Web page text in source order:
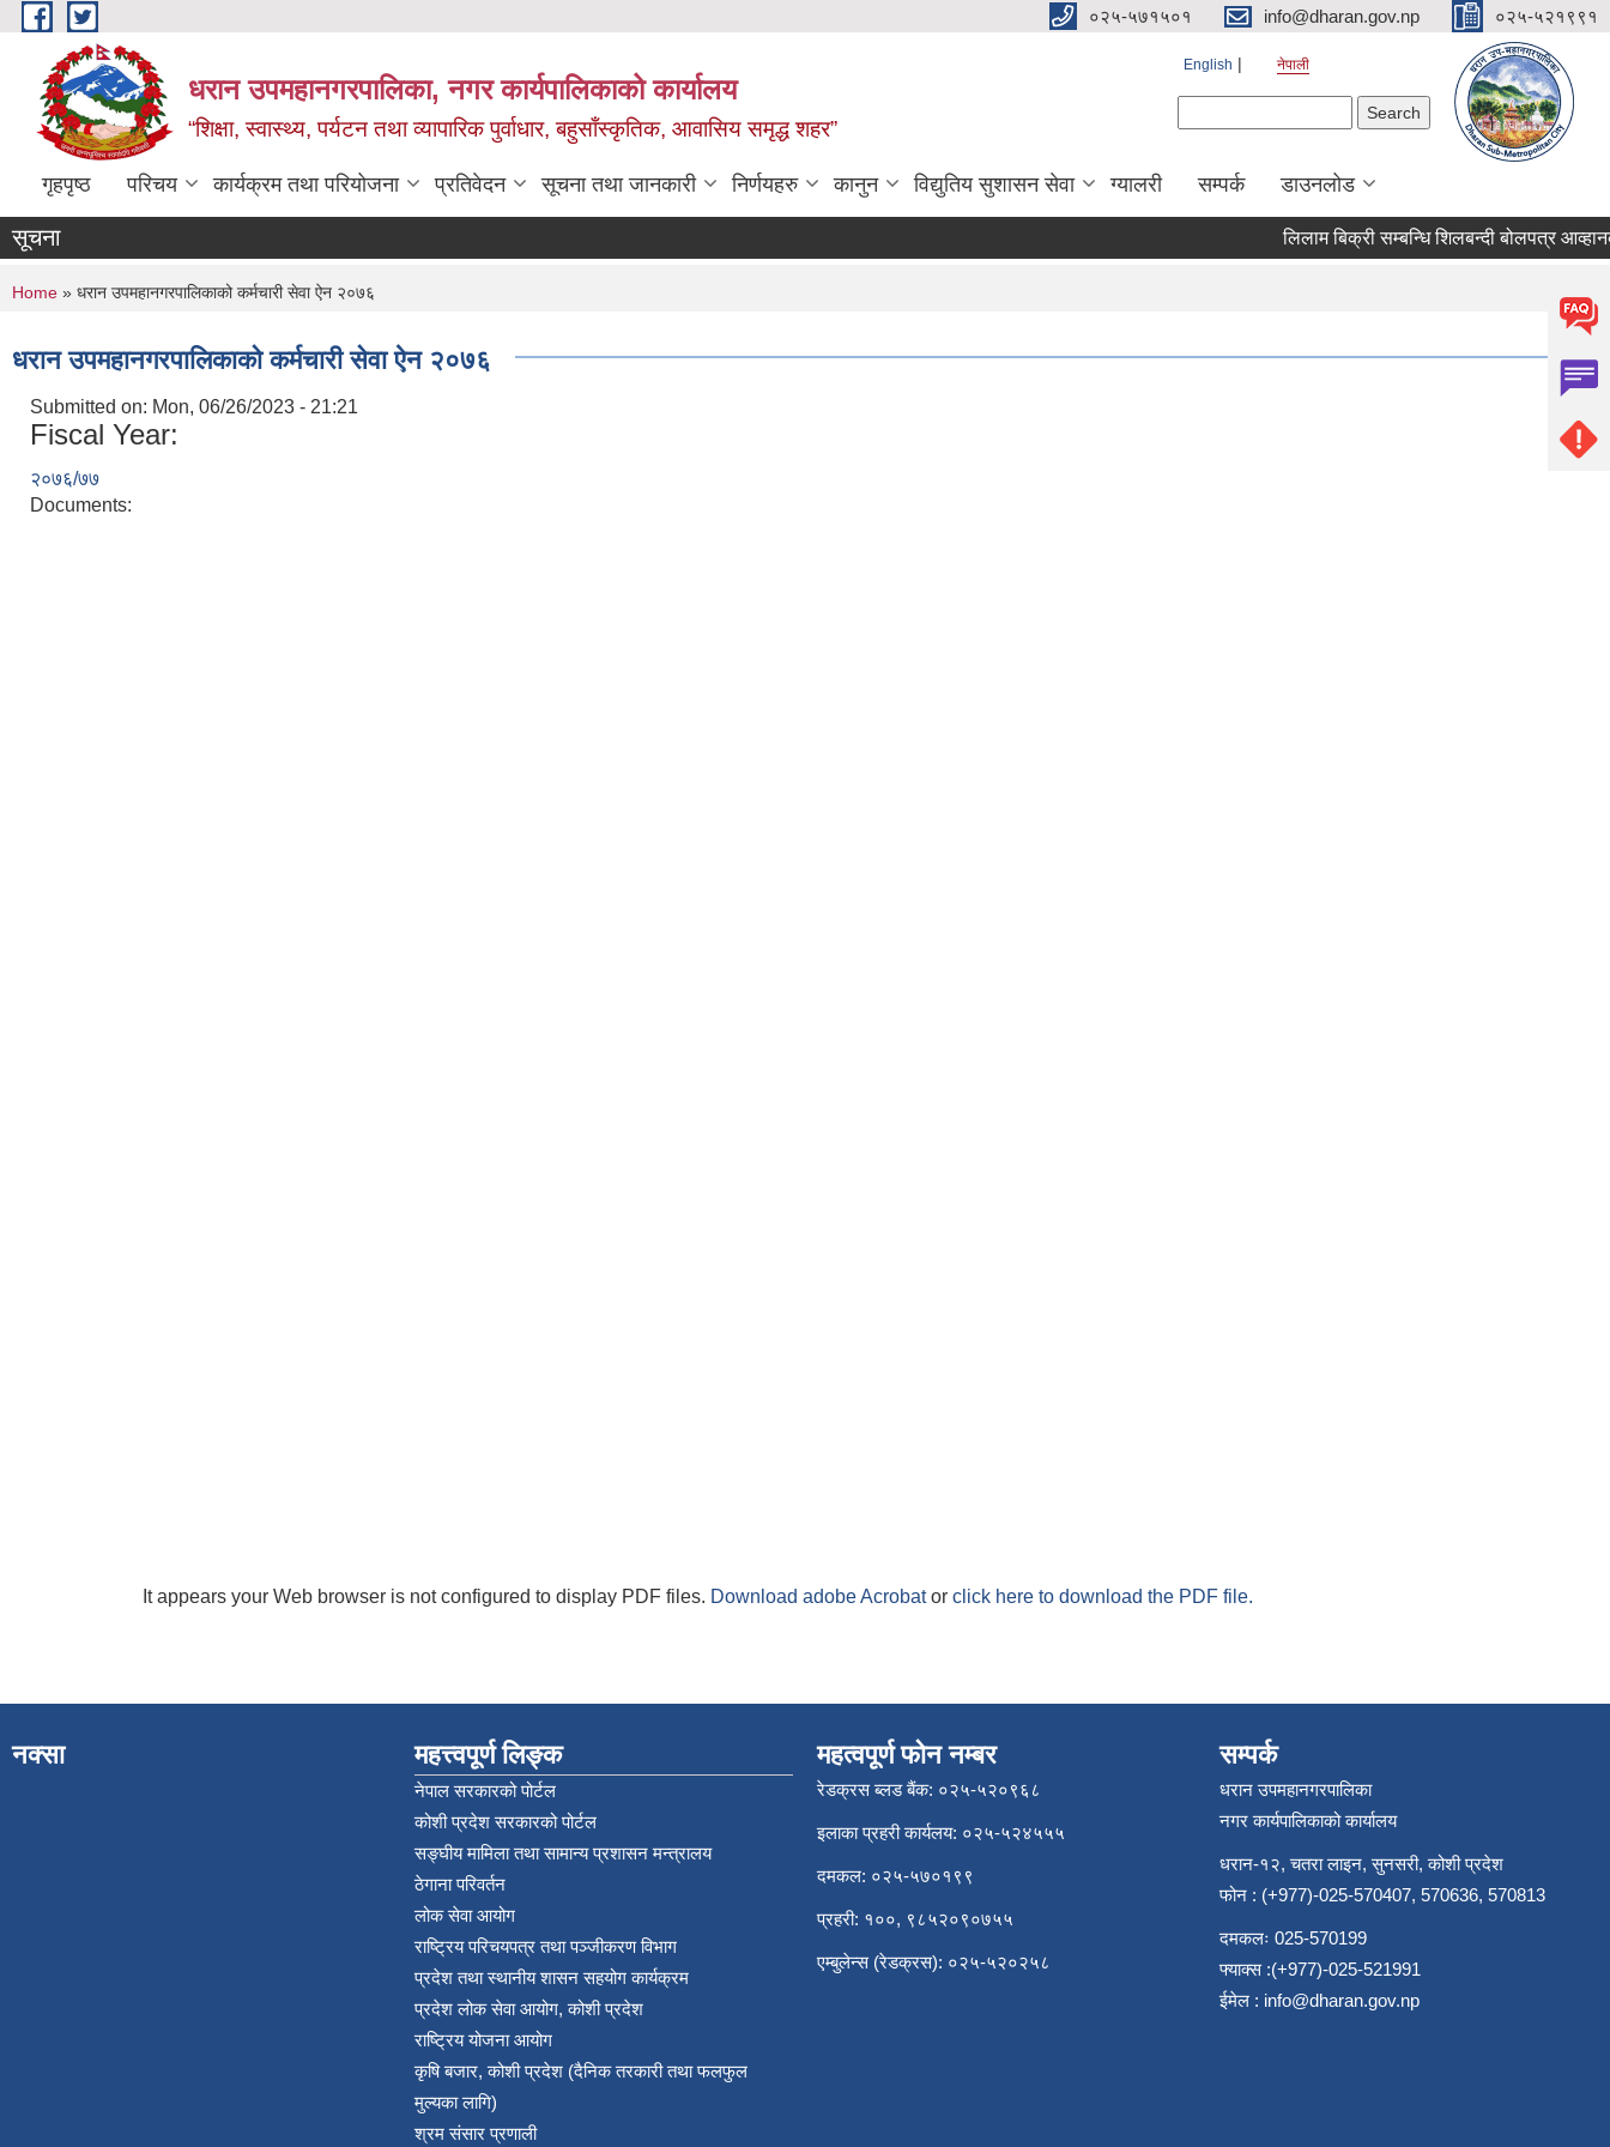
Skip to main content ०२५-५७१५०१ info@dharan.gov.np ०२५-५२१९९१
धरान उपमहानगरपालिका, नगर कार्यपालिकाको कार्यालय
“शिक्षा, स्वास्थ्य, पर्यटन तथा व्यापारिक पुर्वाधार, बहुसाँस्कृतिक, आवासिय समृद्ध शहर”
English नेपाली
गृहपृष्ठ परिचय कार्यक्रम तथा परियोजना प्रतिवेदन सूचना तथा जानकारी निर्णयहरु कानुन विद्युतिय सुशासन सेवा ग्यालरी सम्पर्क डाउनलोड
सूचना लिलाम बिक्री सम्बन्धि
You are here
Home » धरान उपमहानगरपालिकाको कर्मचारी सेवा ऐन २०७६
धरान उपमहानगरपालिकाको कर्मचारी सेवा ऐन २०७६
Submitted on: Mon, 06/26/2023 - 21:21
Fiscal Year:
२०७६/७७
Documents:
It appears your Web browser is not configured to display PDF files. Download adobe Acrobator click here to download the PDF file.
नक्सा महत्त्वपूर्ण लिङ्क
नेपाल सरकारको पोर्टल
कोशी प्रदेश सरकारको पोर्टल
सङ्‍घीय मामिला तथा सामान्य प्रशासन मन्त्रालय
ठेगाना परिवर्तन
लोक सेवा आयोग
राष्ट्रिय परिचयपत्र तथा पञ्‍जीकरण विभाग
प्रदेश तथा स्थानीय शासन सहयोग कार्यक्रम
प्रदेश लोक सेवा आयोग, कोशी प्रदेश
राष्ट्रिय योजना आयोग
कृषि बजार, कोशी प्रदेश (दैनिक तरकारी तथा फलफुल
मुल्यका लागि)
श्रम संसार प्रणाली
महत्वपूर्ण फोन नम्बर
रेडक्रस ब्लड बैंक: ०२५-५२०९६८
इलाका प्रहरी कार्यलय: ०२५-५२४५५५
दमकल: ०२५-५७०१९९
प्रहरी: १००, ९८५२०९०७५५
एम्बुलेन्स (रेडक्रस): ०२५-५२०२५८
सम्पर्क
धरान उपमहानगरपालिका
नगर कार्यपालिकाको कार्यालय
धरान-१२, चतरा लाइन, सुनसरी, कोशी प्रदेश
फोन : (+977)-025-570407, 570636, 570813
दमकलः 025-570199
फ्याक्स :(+977)-025-521991
ईमेल : info@dharan.gov.np